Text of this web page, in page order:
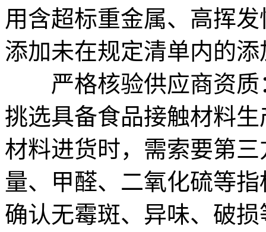
用含超标重金属、高挥
添加未在规定清单内的添
严格核验供应商资质
挑选具备食品接触材料
材料进货时，需索要第
量、甲醛、二氧化硫等
确认无霉斑、异味、破